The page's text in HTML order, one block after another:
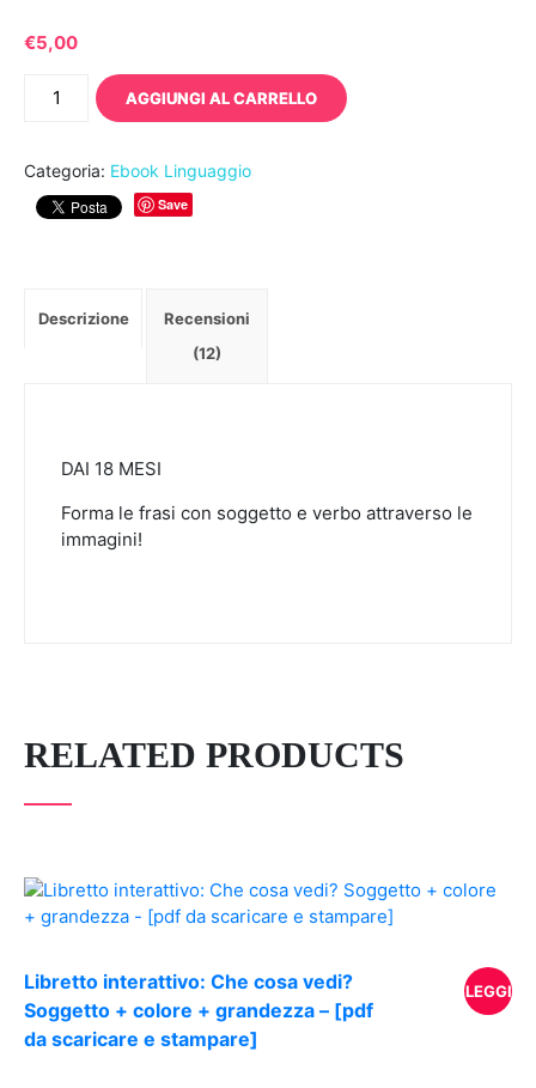
€5,00
Forma
-
[pdf
da
quantità
AGGIUNGI AL CARRELLO
Categoria: Ebook Linguaggio
Save
Descrizione
Recensioni
(12)
DAI 18 MESI
Forma le frasi con soggetto e verbo attraverso le
immagini!
RELATED PRODUCTS
Libretto interattivo: Che cosa vedi?
Soggetto + colore + grandezza – [pdf
da scaricare e stampare]
LEGGI